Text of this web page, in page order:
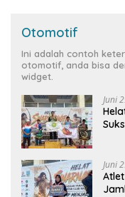
Otomotif
Ini adalah contoh
otomotif, anda bisa
widget.
Juni
Juni